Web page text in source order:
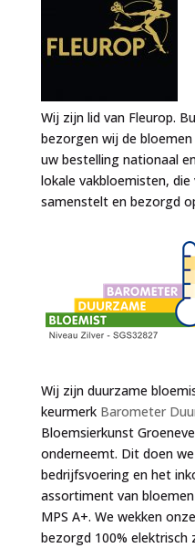
Wij zijn lid van Fleurop.
bezorgen wij de
uw bestelling nationaal
lokale vakbloemisten,
samenstelt en bezorgd
Wij zijn duurzame
keurmerk Barometer
Bloemsierkunst
onderneemt. Dit doen
bedrijfsvoering en het
assortiment van
MPS A+. We wekken
bezorgd 100% elektrisch